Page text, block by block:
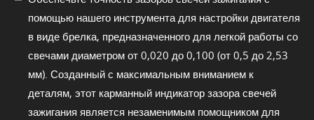
помощью нашего инструмента для настройки двигателя
в виде брелка, предназначенного для легкой работы со
свечами диаметром от 0,020 до 0,100 (от 0,5 до 2,53
мм). Созданный с максимальным вниманием к
деталям, этот карманный индикатор зазора свечей
зажигания является незаменимым помощником для